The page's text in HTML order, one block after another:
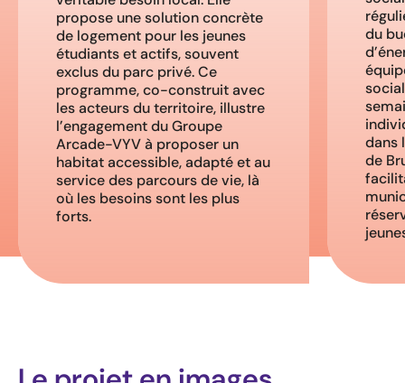
propose une solution concrète
de logement pour les jeunes
étudiants et actifs, souvent
exclus du parc privé. Ce
programme, co-construit avec
les acteurs du territoire, illustre
l’engagement du Groupe
Arcade-VYV à proposer un
habitat accessible, adapté et au
service des parcours de vie, là
où les besoins sont les plus
forts.
du
dans
de